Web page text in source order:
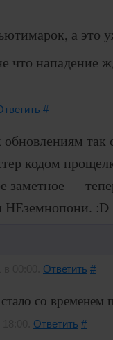
а это
что нападение
#
так
кодом
заметное —
НЕземнопони. :D
Ответить #
со временем
Ответить #